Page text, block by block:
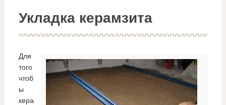
Укладка керамзита
Для
того
чтоб
ы
кера